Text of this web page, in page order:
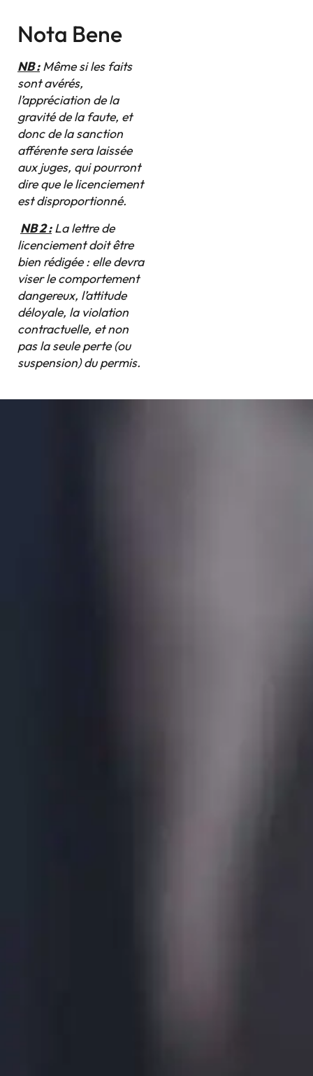
Nota Bene
NB :Même si les faits
sont avérés,
l’appréciation de la
gravité de la faute, et
donc de la sanction
afférente sera laissée
aux juges, qui pourront
dire que le licenciement
est disproportionné.
NB 2 :La lettre de
licenciement doit être
bien rédigée : elle devra
viser le comportement
dangereux, l’attitude
déloyale, la violation
contractuelle, et non
pas la seule perte (ou
suspension) du permis.